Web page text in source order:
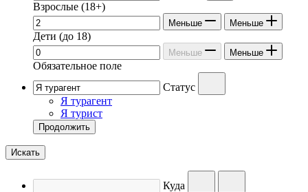
Взрослые (18+)
Меньше Меньше
Дети (до 18)
Меньше Меньше
Обязательное поле
Статус
Я турагент
Я турист
Продолжить
Искать
Куда